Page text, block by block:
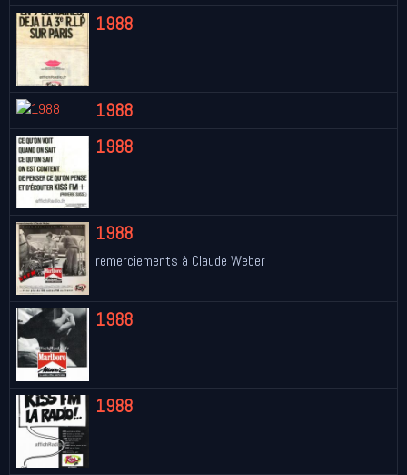
1988
1988
1988
1988
remerciements à Claude Weber
1988
1988